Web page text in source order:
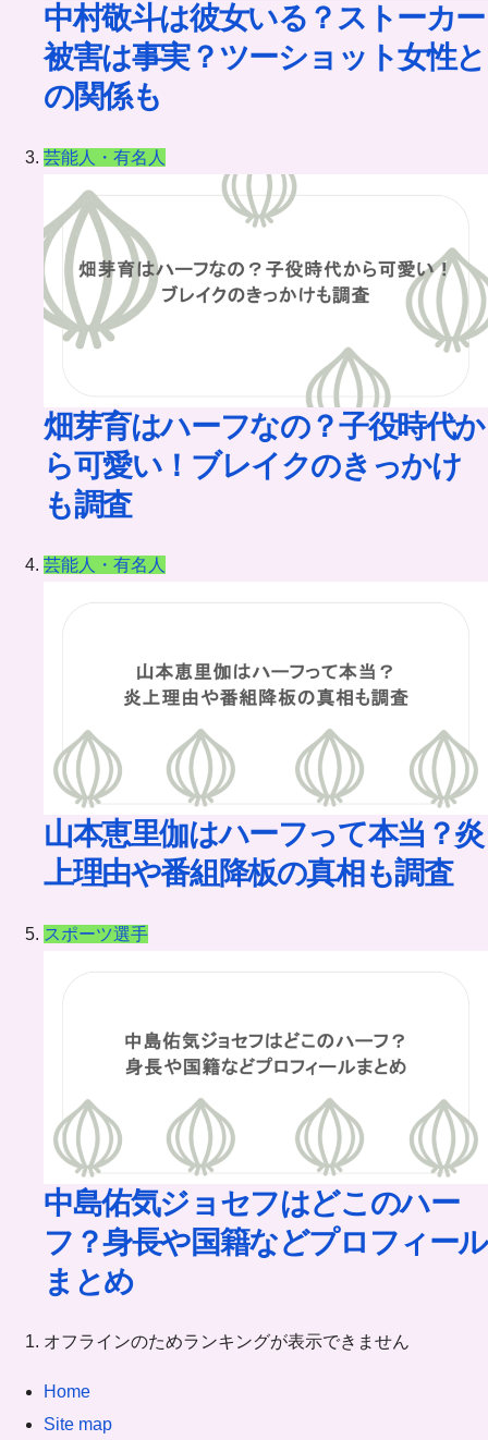
中村敬斗は彼女いる？ストーカー
被害は事実？ツーショット女性と
の関係も
芸能人・有名人
畑芽育はハーフなの？子役時代か
ら可愛い！ブレイクのきっかけ
も調査
芸能人・有名人
山本恵里伽はハーフって本当？炎
上理由や番組降板の真相も調査
スポーツ選手
中島佑気ジョセフはどこのハー
フ？身長や国籍などプロフィール
まとめ
オフラインのためランキングが表示できません
Home
Site map